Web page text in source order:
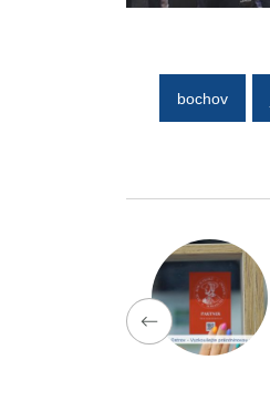
bochov